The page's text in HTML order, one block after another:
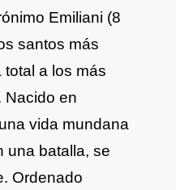
Emiliani (8
santos más
a los más
Nacido en
vida mundana
una batalla, se
Ordenado